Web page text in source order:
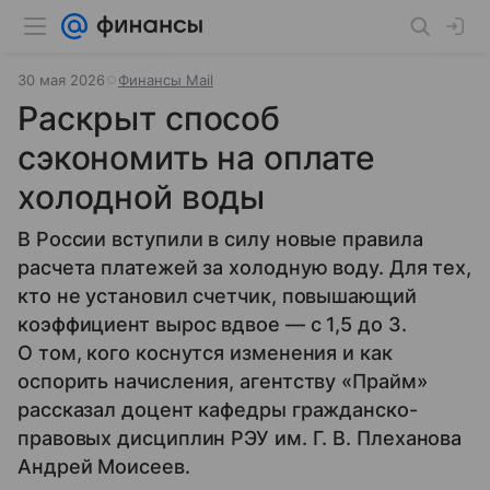
30 мая 2026 Финансы Mail
Раскрыт способ
сэкономить на оплате
холодной воды
В России вступили в силу новые правила
расчета платежей за холодную воду. Для тех,
кто не установил счетчик, повышающий
коэффициент вырос вдвое — с 1,5 до 3.
О том, кого коснутся изменения и как
оспорить начисления, агентству «Прайм»
рассказал доцент кафедры гражданско-
правовых дисциплин РЭУ им. Г. В. Плеханова
Андрей Моисеев.